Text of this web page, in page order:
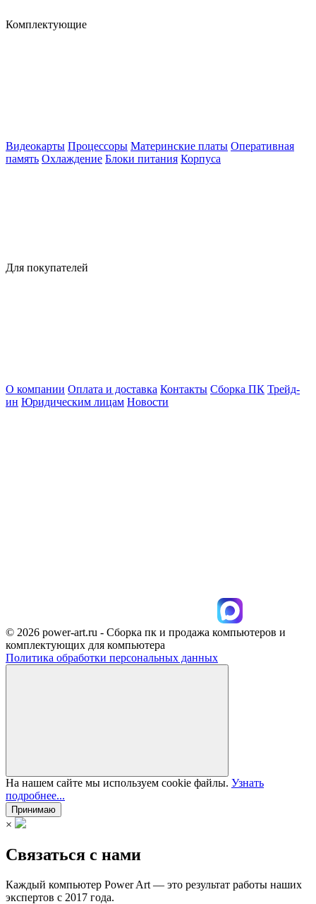
Комплектующие
Видеокарты Процессоры Материнские платы Оперативная
память Охлаждение Блоки питания Корпуса
Для покупателей
О компании Оплата и доставка Контакты Сборка ПК Трейд-
ин Юридическим лицам Новости
© 2026 power-art.ru - Сборка пк и продажа компьютеров и
комплектующих для компьютера
Политика обработки персональных данных
На нашем сайте мы используем cookie файлы. Узнать
подробнее...
Принимаю
×
Связаться с нами
Каждый компьютер Power Art — это результат работы наших
экспертов с 2017 года.